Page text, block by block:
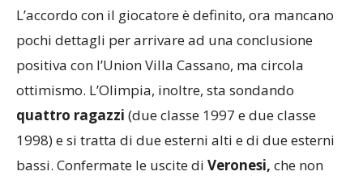
portato avanti la trattativa con il ’96 Petruzzellis.
L’accordo con il giocatore è definito, ora mancano
pochi dettagli per arrivare ad una conclusione
positiva con l’Union Villa Cassano, ma circola
ottimismo. L’Olimpia, inoltre, sta sondando
quattro ragazzi(due classe 1997 e due classe
1998) e si tratta di due esterni alti e di due esterni